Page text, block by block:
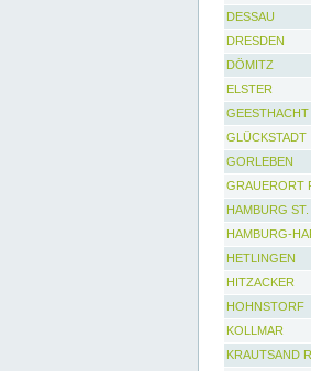
DESSAU
DRESDEN
DÖMITZ
ELSTER
GEESTHACHT
GLÜCKSTADT
GORLEBEN
GRAUERORT
HAMBURG ST.
HAMBURG-
HETLINGEN
HITZACKER
HOHNSTORF
KOLLMAR
KRAUTSAND